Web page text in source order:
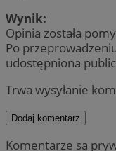
Wynik:
Opinia została
Po
udostępniona
Trwa wysyłanie
Dodaj komentarz
Komentarze są